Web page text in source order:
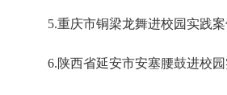
5.重庆市铜梁龙舞进校园实践案
6.陕西省延安市安塞腰鼓进校园